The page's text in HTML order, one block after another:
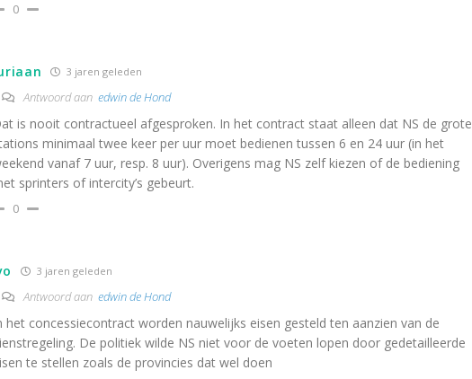
0
3 jaren geleden
Antwoord aan edwin de Hond
is nooit contractueel afgesproken. In het contract staat alleen dat NS de grote
minimaal twee keer per uur moet bedienen tussen 6 en 24 uur (in het
vanaf 7 uur, resp. 8 uur). Overigens mag NS zelf kiezen of de bediening
sprinters of intercity’s gebeurt.
0
3 jaren geleden
Antwoord aan edwin de Hond
het concessiecontract worden nauwelijks eisen gesteld ten aanzien van de
De politiek wilde NS niet voor de voeten lopen door gedetailleerde
te stellen zoals de provincies dat wel doen